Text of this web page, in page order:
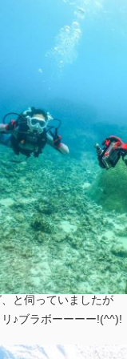
と伺っていましたが
♪ブラボーーーー!(^^)!